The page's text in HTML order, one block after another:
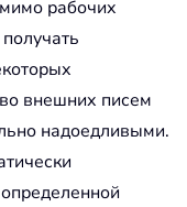
рабочих
внешних писем
надоедливыми.